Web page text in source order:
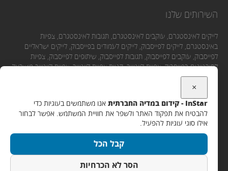
השירותים שלנו
לייקים לאינסטגרם, עוקבים לאינסטגרם, תגובות לאינסטגרם, צפיות
באינסטגרם, לייקים לפייסבוק, לייקים לעמודים בפייסבוק, לייקים ישראליים
לפייסבוק, עוקבים לפייסבוק, תגובות לפייסבוק, שיתופים לפייסבוק, צפיות
לסירטונים בפייסבוק, צפיות ליוטיוב, קניית צפיות ליוטיוב, צפיות ליוטיוב מישראל,
לייקים ליוטיוב, תגובות ליוטיוב, מנויים ליוטיוב.
יצירת קשר
אימייל:
×
InStar - קידום במדיה החברתית
אנו משתמשים בעוגיות כדי
להבטיח את תפקוד האתר ולשפר את חוויית המשתמש. אפשר לבחור
אילו סוגי עוגיות להפעיל.
קבל הכל
הסר לא הכרחיות